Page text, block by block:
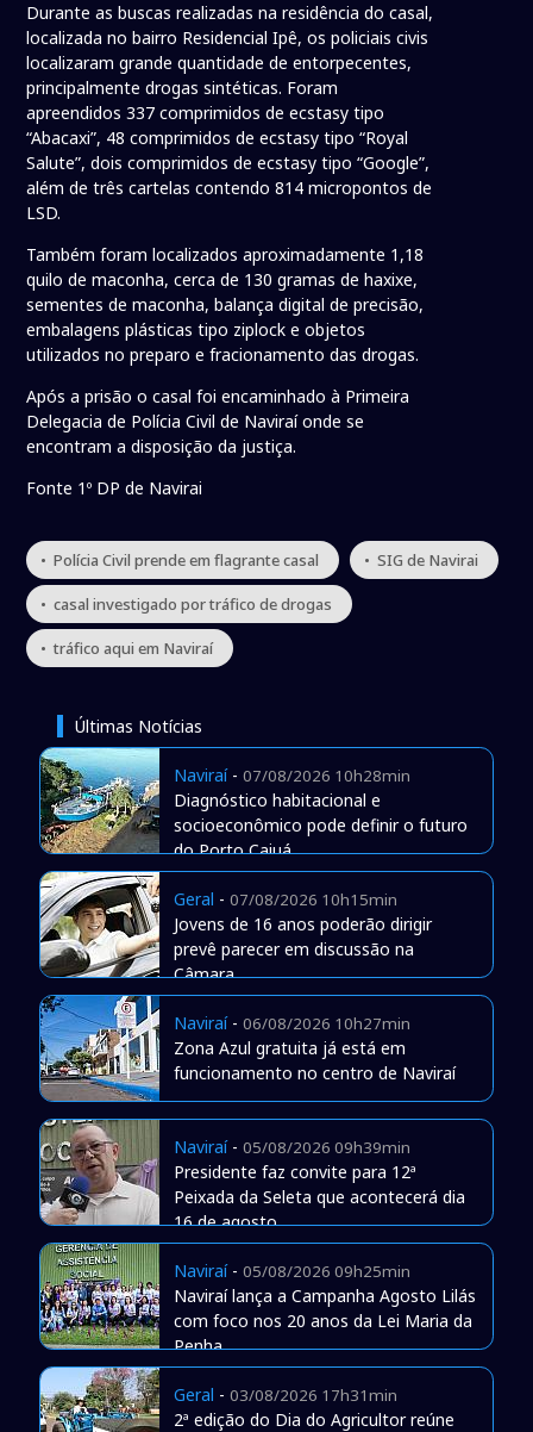
Durante as buscas realizadas na residência do casal,
localizada no bairro Residencial Ipê, os policiais civis
localizaram grande quantidade de entorpecentes,
principalmente drogas sintéticas. Foram
apreendidos 337 comprimidos de ecstasy tipo
“Abacaxi”, 48 comprimidos de ecstasy tipo “Royal
Salute”, dois comprimidos de ecstasy tipo “Google”,
além de três cartelas contendo 814 micropontos de
LSD.
Também foram localizados aproximadamente 1,18
quilo de maconha, cerca de 130 gramas de haxixe,
sementes de maconha, balança digital de precisão,
embalagens plásticas tipo ziplock e objetos
utilizados no preparo e fracionamento das drogas.
Após a prisão o casal foi encaminhado à Primeira
Delegacia de Polícia Civil de Naviraí onde se
encontram a disposição da justiça.
Fonte 1º DP de Navirai
• Polícia Civil prende em flagrante casal • SIG de Navirai
• casal investigado por tráfico de drogas
• tráfico aqui em Naviraí
Últimas Notícias
Naviraí- 07/08/2026 10h28min
Diagnóstico habitacional e
socioeconômico pode definir o futuro
do Porto Caiuá
Geral - 07/08/2026 10h15min
Jovens de 16 anos poderão dirigir
prevê parecer em discussão na
Câmara
Naviraí- 06/08/2026 10h27min
Zona Azul gratuita já está em
funcionamento no centro de Naviraí
Naviraí- 05/08/2026 09h39min
Presidente faz convite para 12ª
Peixada da Seleta que acontecerá dia
16 de agosto
Naviraí- 05/08/2026 09h25min
Naviraí lança a Campanha Agosto Lilás
com foco nos 20 anos da Lei Maria da
Penha
Geral - 03/08/2026 17h31min
2ª edição do Dia do Agricultor reúne